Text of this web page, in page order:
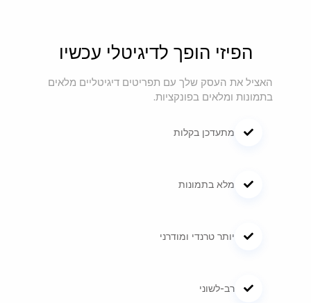
הפיזי הופך לדיגיטלי עכשיו
האציל את העסק שלך עם תפריטים דיגיטליים מלאים
בתמונות ומלאים בפונקציות.
מתעדכן בקלות
מלא בתמונות
יותר טרנדי ומודרני
רב-לשוני